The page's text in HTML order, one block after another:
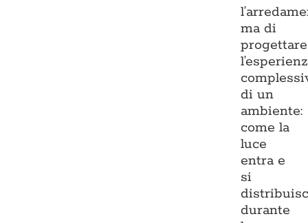
ma di
progettare
di un
ambiente:
come la
luce
entra e
si
durante